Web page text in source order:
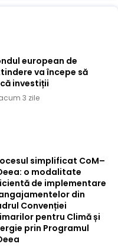
european de
va începe să
investiții
3 zile
simplificat CoM–
o modalitate
de implementare
din
Convenției
pentru Climă și
prin Programul